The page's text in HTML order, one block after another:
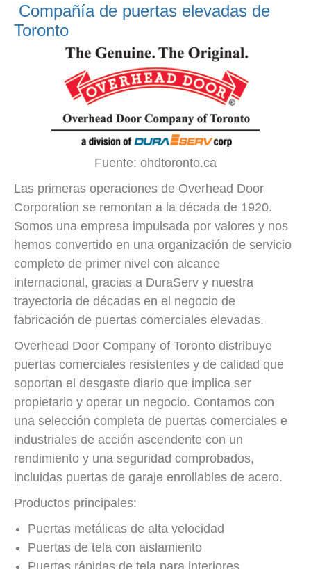
Compañía de puertas elevadas de
Toronto
Fuente: ohdtoronto.ca
Las primeras operaciones de Overhead Door
Corporation se remontan a la década de 1920.
Somos una empresa impulsada por valores y nos
hemos convertido en una organización de servicio
completo de primer nivel con alcance
internacional, gracias a DuraServ y nuestra
trayectoria de décadas en el negocio de
fabricación de puertas comerciales elevadas.
Overhead Door Company of Toronto distribuye
puertas comerciales resistentes y de calidad que
soportan el desgaste diario que implica ser
propietario y operar un negocio. Contamos con
una selección completa de puertas comerciales e
industriales de acción ascendente con un
rendimiento y una seguridad comprobados,
incluidas puertas de garaje enrollables de acero.
Productos principales:
Puertas metálicas de alta velocidad
Puertas de tela con aislamiento
Puertas rápidas de tela para interiores